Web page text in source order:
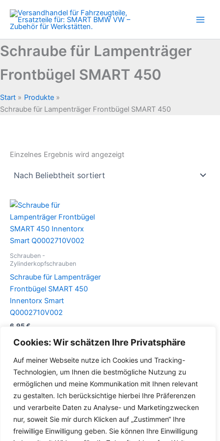
Cookies: Wir schätzen Ihre Privatsphäre
Auf meiner Webseite nutze ich Cookies und Tracking-
Technologien, um Ihnen die bestmögliche Nutzung zu
ermöglichen und meine Kommunikation mit Ihnen relevant
zu gestalten. Ich berücksichtige hierbei Ihre Präferenzen
und verarbeite Daten zu Analyse- und Marketingzwecken
nur, soweit Sie mir durch Klicken auf „Zustimmen“ Ihre
freiwillige Einwilligung geben. Sie können Ihre Einwilligung
Inhalt
springen
Schraube für Lampenträger
Frontbügel SMART 450
Start
Produkte
Schraube für Lampenträger Frontbügel SMART 450
Einzelnes Ergebnis wird angezeigt
Schrauben -
Zylinderkopfschrauben
Schraube für Lampenträger
Frontbügel SMART 450
Innentorx Smart
Q0002710V002
6,95€
Details